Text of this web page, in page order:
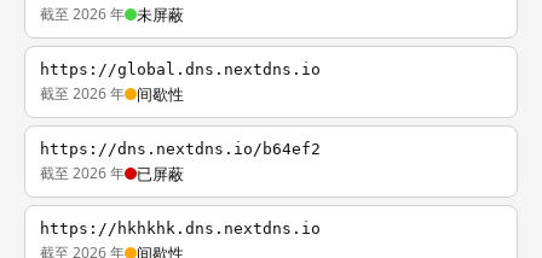
截至 2026 年 未屏蔽
https://global.dns.nextdns.io
截至 2026 年 间歇性
https://dns.nextdns.io/b64ef2
截至 2026 年 已屏蔽
https://hkhkhk.dns.nextdns.io
截至 2026 年 间歇性